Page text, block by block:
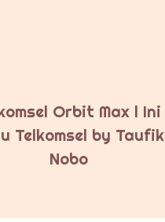
Orbit Max l Ini
Telkomsel by Taufik
Nobo